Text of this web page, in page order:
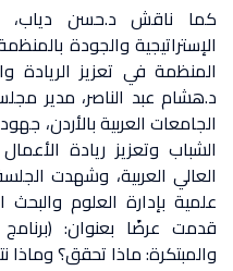
كما ناقش د.حسن دياب،
الإستراتيجية والجودة
المنظمة في تعزيز الريادة
د.هشام عبد الناصر، مدير
الجامعات العربية بالأردن،
الشباب وتعزيز ريادة
العالي العربية، وشهدت
علمية بإدارة العلوم
قدمت عرضًا بعنوان:
والمبتكرة: ماذا تحقق؟ وماذا